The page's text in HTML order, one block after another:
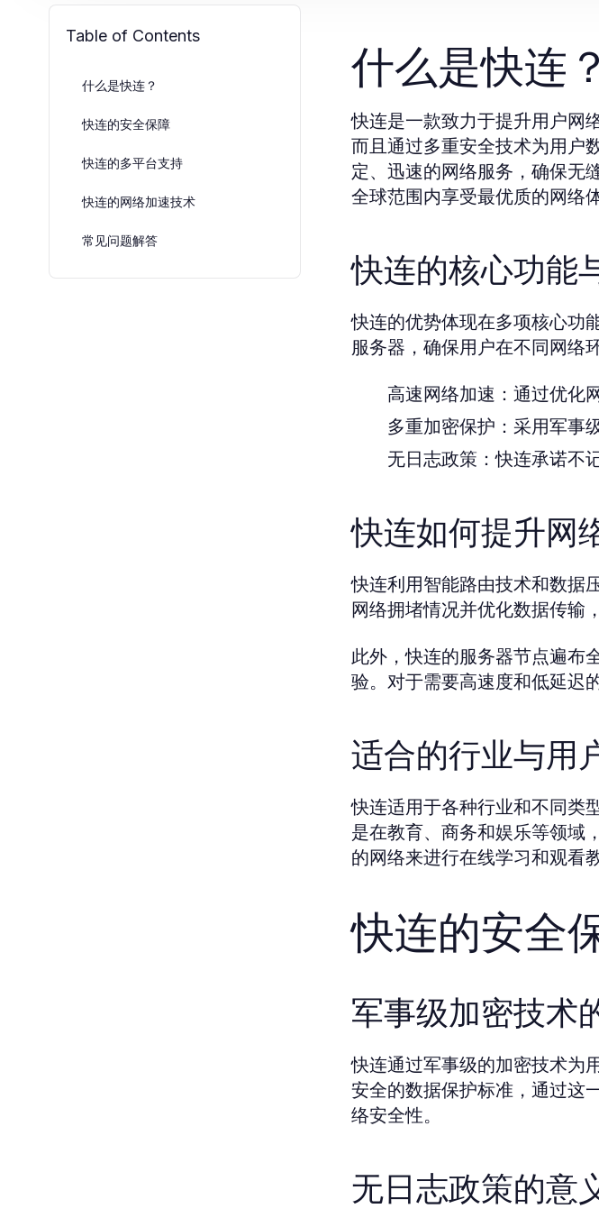
Table of Contents
什么是快连？
快连的安全保障
快连的多平台支持
快连的网络加速技术
常见问题解答
什么是快连？
快连是一款致力于提升用户网
而且通过多重安全技术为用户
定、迅速的网络服务，确保无
全球范围内享受最优质的网络
快连的核心功能
快连的优势体现在多项核心功
服务器，确保用户在不同网络
高速网络加速： 通过优化
多重加密保护： 采用军事
无日志政策：快连承诺不
快连如何提升网
快连利用智能路由技术和数据
网络拥堵情况并优化数据传输
此外，快连的服务器节点遍布
验。对于需要高速度和低延迟
适合的行业与用
快连适用于各种行业和不同类
是在教育、商务和娱乐等领域
的网络来进行在线学习和观看
快连的安全
军事级加密技术
快连通过军事级的加密技术为
安全的数据保护标准，通过这
络安全性。
无日志政策的意